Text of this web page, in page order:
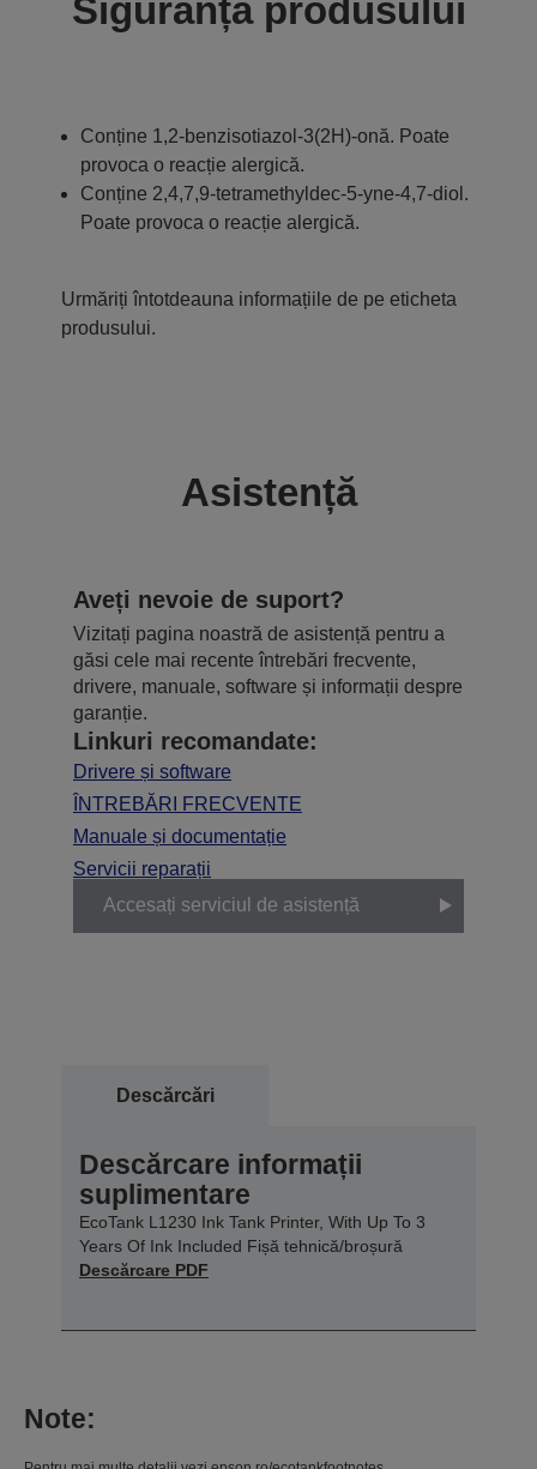
Siguranța produsului
Conține 1,2-benzisotiazol-3(2H)-onă. Poate
provoca o reacție alergică.
Conține 2,4,7,9-tetramethyldec-5-yne-4,7-diol.
Poate provoca o reacție alergică.
Urmăriți întotdeauna informațiile de pe eticheta
produsului.
Asistență
Aveți nevoie de suport?
Vizitați pagina noastră de asistență pentru a
găsi cele mai recente întrebări frecvente,
drivere, manuale, software și informații despre
garanție.
Linkuri recomandate:
Drivere și software
ÎNTREBĂRI FRECVENTE
Manuale și documentație
Servicii reparații
Accesați serviciul de asistență
Descărcări
Descărcare informații
suplimentare
EcoTank L1230 Ink Tank Printer, With Up To 3
Years Of Ink Included Fișă tehnică/broșură
Descărcare PDF
Note: